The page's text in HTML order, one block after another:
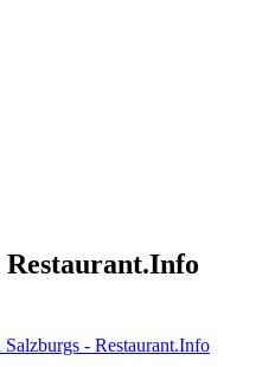
Restaurant.Info